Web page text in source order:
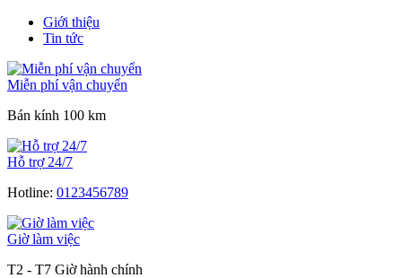
Giới thiệu
Tin tức
Miễn phí vận chuyển
Bán kính 100 km
Hỗ trợ 24/7
Hotline: 0123456789
Giờ làm việc
T2 - T7 Giờ hành chính